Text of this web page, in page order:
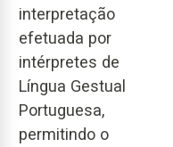
interpretação
efetuada por
intérpretes de
Língua Gestual
Portuguesa,
permitindo o